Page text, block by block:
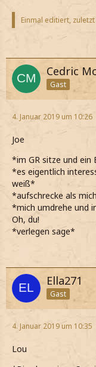
Einmal editiert,
Cedric
Gast
4. Januar 2019 um 10:26
Joe
*im GR sitze und ein
*es eigentlich
weiß*
*aufschrecke als
*mich umdrehe und
Oh, du!
*verlegen sage*
Ella271
Gast
4. Januar 2019 um 10:35
Lou